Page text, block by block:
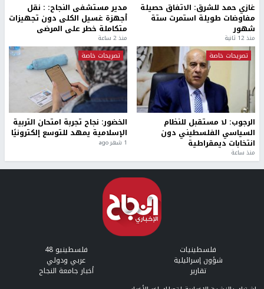
غازي حمد للشرق: الاتفاق حصيلة
مفاوضات طويلة استمرت ستة
شهور
منذ 12 ثانية
مدير مستشفى النجاح: : نقل
أجهزة غسيل الكلى دون تجهيزات
متكاملة خطر على المرضى
منذ 2 ساعة
تصريحات خاصة
الرجوب: لا مستقبل للنظام
السياسي الفلسطيني دون
انتخابات ديمقراطية
منذ ساعة
تصريحات خاصة
الخضور: نجاح تجربة امتحان التربية
الإسلامية يمهد للتوسع إلكترونيًا
1 شهر ago
فلسطينيات فلسطينيو 48
شؤون إسرائيلية عربي ودولي
تقارير
أخبار جامعة النجاح